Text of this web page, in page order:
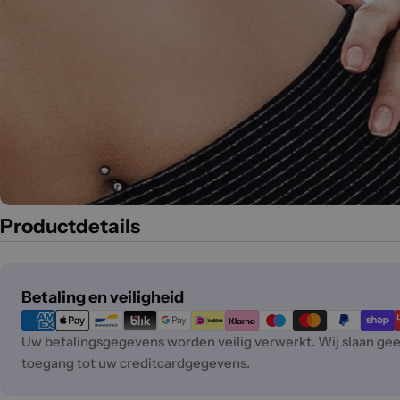
Productdetails
Betaling en veiligheid
Betaalmethoden
Uw betalingsgegevens worden veilig verwerkt. Wij slaan
toegang tot uw creditcardgegevens.